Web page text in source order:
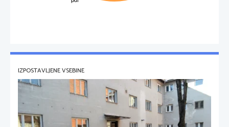
IZPOSTAVLJENE VSEBINE